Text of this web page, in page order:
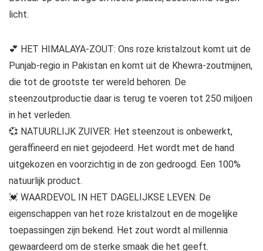
licht.
💕 HET HIMALAYA-ZOUT: Ons roze kristalzout komt uit de
Punjab-regio in Pakistan en komt uit de Khewra-zoutmijnen,
die tot de grootste ter wereld behoren. De
steenzoutproductie daar is terug te voeren tot 250 miljoen
in het verleden.
💞 NATUURLIJK ZUIVER: Het steenzout is onbewerkt,
geraffineerd en niet gejodeerd. Het wordt met de hand
uitgekozen en voorzichtig in de zon gedroogd. Een 100%
natuurlijk product.
💓 WAARDEVOL IN HET DAGELIJKSE LEVEN: De
eigenschappen van het roze kristalzout en de mogelijke
toepassingen zijn bekend. Het zout wordt al millennia
gewaardeerd om de sterke smaak die het geeft.